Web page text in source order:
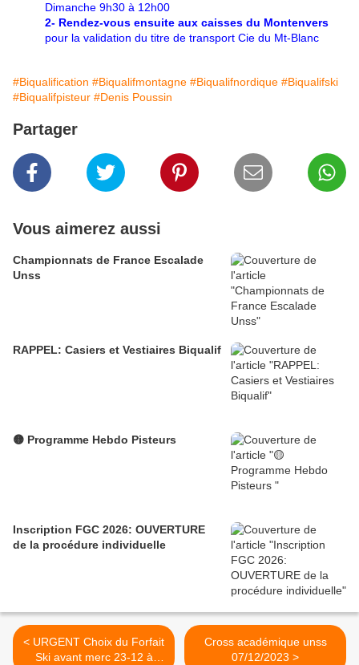
Dimanche 9h30 à 12h00
2- Rendez-vous ensuite aux caisses du Montenvers
pour la validation du titre de transport Cie du Mt-Blanc
#Biqualification #Biqualifmontagne #Biqualifnordique #Biqualifski
#Biqualifpisteur #Denis Poussin
Partager
Vous aimerez aussi
Championnats de France Escalade
Unss
RAPPEL: Casiers et Vestiaires Biqualif
🟡 Programme Hebdo Pisteurs
Inscription FGC 2026: OUVERTURE
de la procédure individuelle
< URGENT Choix du Forfait
Ski avant merc 23-12 à
Cross académique unss
07/12/2023 >